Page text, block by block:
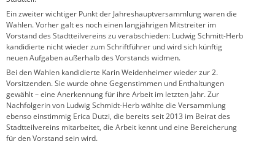
Ein zweiter wichtiger Punkt der Jahreshauptversammlung waren die
Wahlen. Vorher galt es noch einen langjährigen Mitstreiter im
Vorstand des Stadtteilvereins zu verabschieden: Ludwig Schmitt-Herb
kandidierte nicht wieder zum Schriftführer und wird sich künftig
neuen Aufgaben außerhalb des Vorstands widmen.
Bei den Wahlen kandidierte Karin Weidenheimer wieder zur 2.
Vorsitzenden. Sie wurde ohne Gegenstimmen und Enthaltungen
gewählt – eine Anerkennung für ihre Arbeit im letzten Jahr. Zur
Nachfolgerin von Ludwig Schmidt-Herb wählte die Versammlung
ebenso einstimmig Erica Dutzi, die bereits seit 2013 im Beirat des
Stadtteilvereins mitarbeitet, die Arbeit kennt und eine Bereicherung
für den Vorstand sein wird.